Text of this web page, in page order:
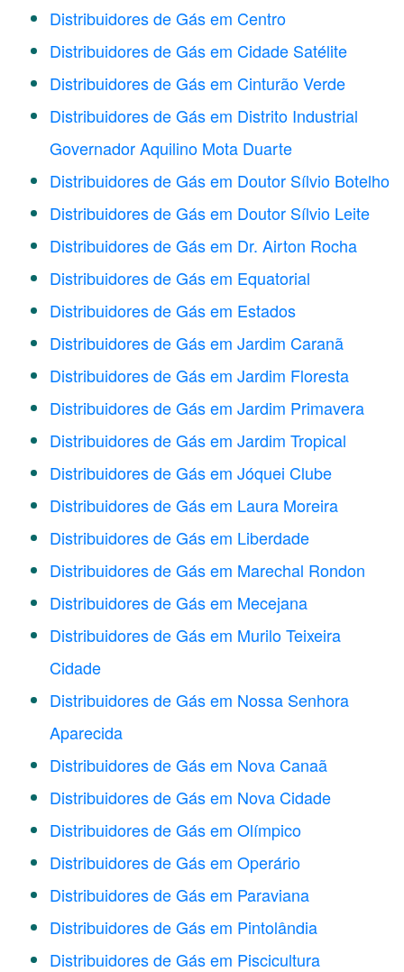
Distribuidores de Gás em Centro
Distribuidores de Gás em Cidade Satélite
Distribuidores de Gás em Cinturão Verde
Distribuidores de Gás em Distrito Industrial
Governador Aquilino Mota Duarte
Distribuidores de Gás em Doutor Sílvio Botelho
Distribuidores de Gás em Doutor Sílvio Leite
Distribuidores de Gás em Dr. Airton Rocha
Distribuidores de Gás em Equatorial
Distribuidores de Gás em Estados
Distribuidores de Gás em Jardim Caranã
Distribuidores de Gás em Jardim Floresta
Distribuidores de Gás em Jardim Primavera
Distribuidores de Gás em Jardim Tropical
Distribuidores de Gás em Jóquei Clube
Distribuidores de Gás em Laura Moreira
Distribuidores de Gás em Liberdade
Distribuidores de Gás em Marechal Rondon
Distribuidores de Gás em Mecejana
Distribuidores de Gás em Murilo Teixeira
Cidade
Distribuidores de Gás em Nossa Senhora
Aparecida
Distribuidores de Gás em Nova Canaã
Distribuidores de Gás em Nova Cidade
Distribuidores de Gás em Olímpico
Distribuidores de Gás em Operário
Distribuidores de Gás em Paraviana
Distribuidores de Gás em Pintolândia
Distribuidores de Gás em Piscicultura